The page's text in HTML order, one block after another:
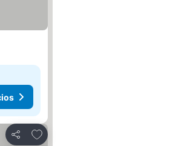
Compartir
Agregar a favoritos